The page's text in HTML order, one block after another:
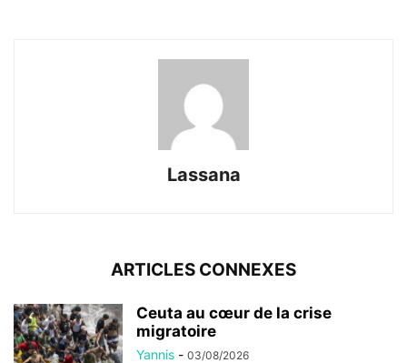
Lassana
ARTICLES CONNEXES
Ceuta au cœur de la crise
migratoire
Yannis - 03/08/2026